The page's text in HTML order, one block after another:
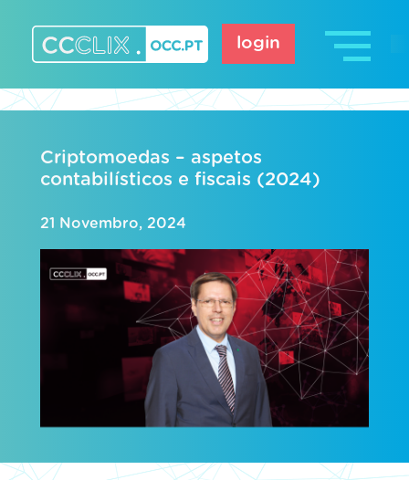
content
login
Criptomoedas – aspetos
contabilísticos e fiscais (2024)
21 Novembro, 2024